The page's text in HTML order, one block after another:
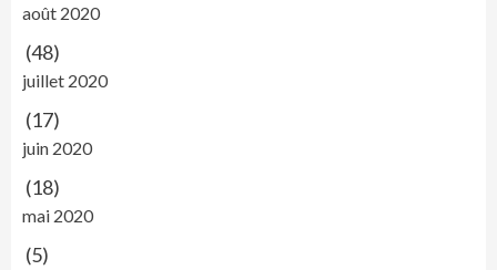
août 2020
(48)
juillet 2020
(17)
juin 2020
(18)
mai 2020
(5)